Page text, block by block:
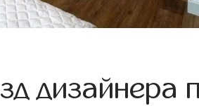
дизайнера